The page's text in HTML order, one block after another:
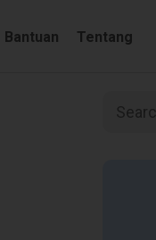
Bantuan Tentang